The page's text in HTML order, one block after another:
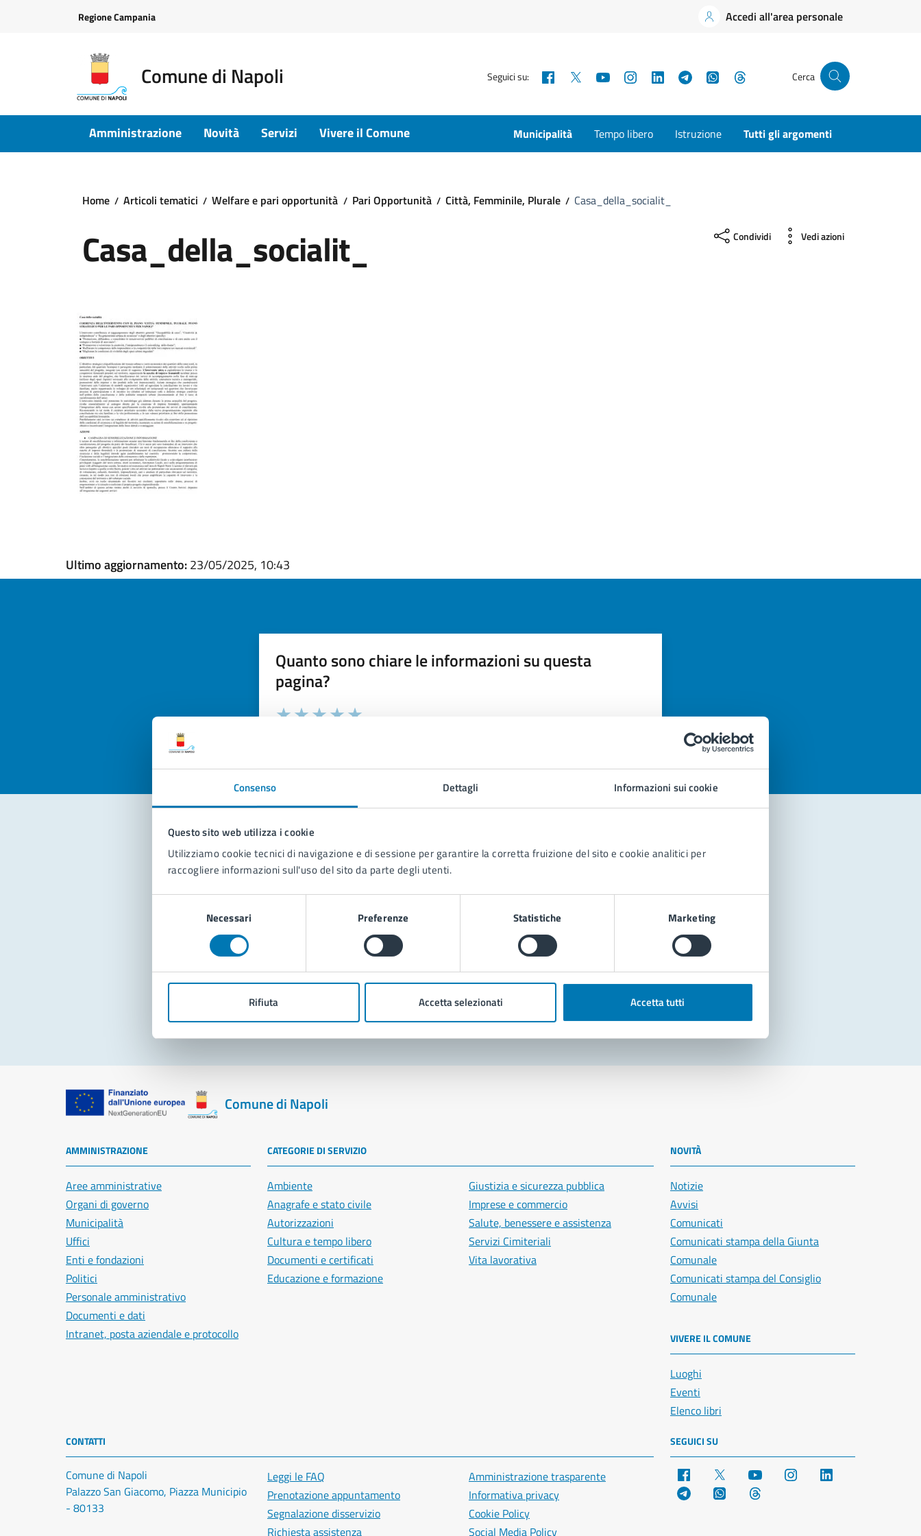
Consenso Dettagli Informazioni sui cookie
Questo sito web utilizza i cookie
Utilizziamo cookie tecnici di navigazione e di sessione per garantire la corretta fruizione del sito e cookie analitici per
raccogliere informazioni sull'uso del sito da parte degli utenti.
Necessari Preferenze Statistiche Marketing
Rifiuta Accetta selezionati Accetta tutti
Regione Campania Accedi all'area personale
Comune di Napoli Seguici su: Facebook YouTubeInstagramLinkedInTelegramWhatsApp Cerca
Amministrazione Novità Servizi Vivere il Comune Municipalità Tempo libero Istruzione Tutti gli argomenti
Home Articoli tematici Welfare e pari opportunità Pari Opportunità Città, Femminile, Plurale Casa_della_socialit_
Casa_della_socialit_ Condividi Vedi azioni
Ultimo aggiornamento:23/05/2025, 10:43
Quanto sono chiare le informazioni su questa
pagina?
Valuta la chiarezza delle informazioni (da 1 a 5 stelle)
Seleziona il numero di stelle per valutare la chiarezza delle informazioni
Contatta il comune
Richiedi assistenza
Prenota appuntamento
Problemi in città
Comune di Napoli
AMMINISTRAZIONE
Aree amministrative
Organi di governo
Municipalità
Uffici
Enti e fondazioni
Politici
Personale amministrativo
Documenti e dati
Intranet, posta aziendale e protocollo
CATEGORIE DI SERVIZIO
Ambiente
Anagrafe e stato civile
Autorizzazioni
Cultura e tempo libero
Documenti e certificati
Educazione e formazione
Giustizia e sicurezza pubblica
Imprese e commercio
Salute, benessere e assistenza
Servizi Cimiteriali
Vita lavorativa
NOVITÀ
Notizie
Avvisi
Comunicati
Comunicati stampa della Giunta
Comunale
Comunicati stampa del Consiglio
Comunale
VIVERE IL COMUNE
Luoghi
Eventi
Elenco libri
CONTATTI
Comune di Napoli
Palazzo San Giacomo, Piazza Municipio
- 80133
Leggi le FAQ
Prenotazione appuntamento
Segnalazione disservizio
Richiesta assistenza
Amministrazione trasparente
Informativa privacy
Cookie Policy
Social Media Policy
SEGUICI SU
Facebook YouTube Instagram
Telegram WhatsApp